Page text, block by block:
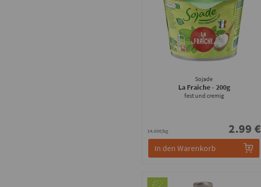
Sojade
La Fraiche- 200g
fest und cremig
14.95€/kg 2.99 €
In den Warenkorb